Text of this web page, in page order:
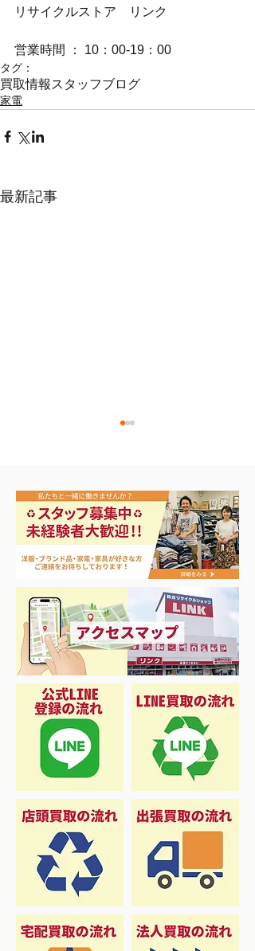
リサイクルストア　リンク
営業時間 ： 10：00-19：00
タグ：
買取情報 スタッフブログ
家電
最新記事
夏に向けて冷凍庫！大量
品揃え❗️